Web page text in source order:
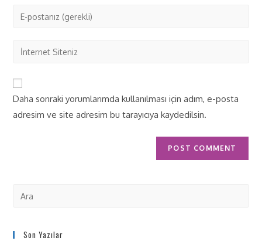
Daha sonraki yorumlarımda kullanılması için adım, e-posta
adresim ve site adresim bu tarayıcıya kaydedilsin.
Son Yazılar